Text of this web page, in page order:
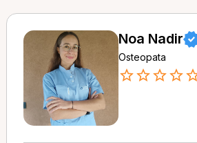
Noa Nadir
Osteopata